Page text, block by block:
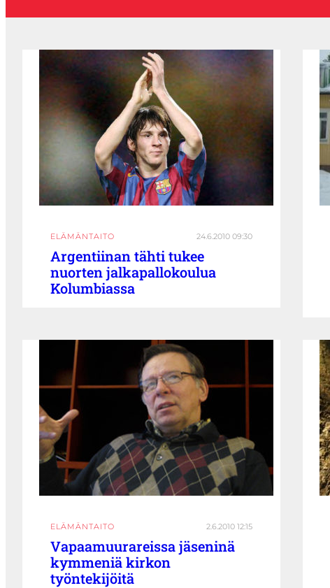
ELÄMÄNTAITO 24.6.2010 09:30
Argentiinan tähti tukee
nuorten jalkapallokoulua
Kolumbiassa
ELÄMÄNTAITO 2.6.2010 12:15
Vapaamuurareissa jäseninä
kymmeniä kirkon
työntekijöitä